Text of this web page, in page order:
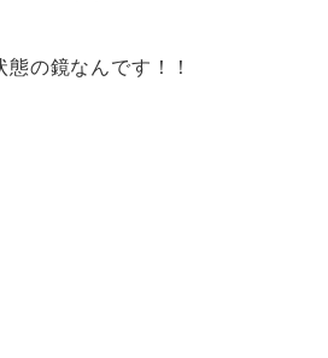
の鏡なんです！！